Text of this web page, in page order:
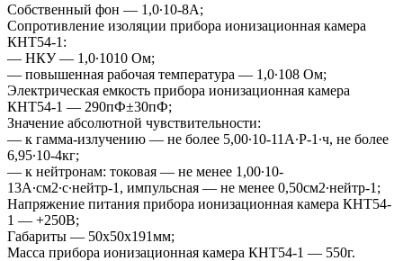
Собственный фон — 1,0∙10-8А;
Сопротивление изоляции прибора ионизационная камера
КНТ54-1:
— НКУ — 1,0∙1010 Ом;
— повышенная рабочая температура — 1,0∙108 Ом;
Электрическая емкость прибора ионизационная камера
КНТ54-1 — 290пФ±30пФ;
Значение абсолютной чувствительности:
— к гамма-излучению — не более 5,00∙10-11А∙Р-1∙ч, не более
6,95∙10-4кг;
— к нейтронам: токовая — не менее 1,00∙10-
13А∙см2∙с∙нейтр-1, импульсная — не менее 0,50см2∙нейтр-1;
Напряжение питания прибора ионизационная камера КНТ54-
1 — +250В;
Габариты — 50х50х191мм;
Масса прибора ионизационная камера КНТ54-1 — 550г.